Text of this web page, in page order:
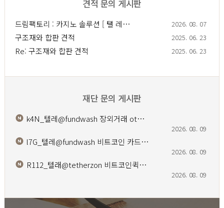
견적 문의 게시판
드림팩토리 : 카­지노 솔­루션 [ 탤 레… 2026. 08. 07
구조재와 합판 견적 2025. 06. 23
Re: 구조재와 합판 견적 2025. 06. 23
재단 문의 게시판
k4N_텔레@fundwash 장외거래 ot…
2026. 08. 09
l7G_텔레@fundwash 비트코인 카드…
2026. 08. 09
R112_텔래@tetherzon 비트코인퀵…
2026. 08. 09